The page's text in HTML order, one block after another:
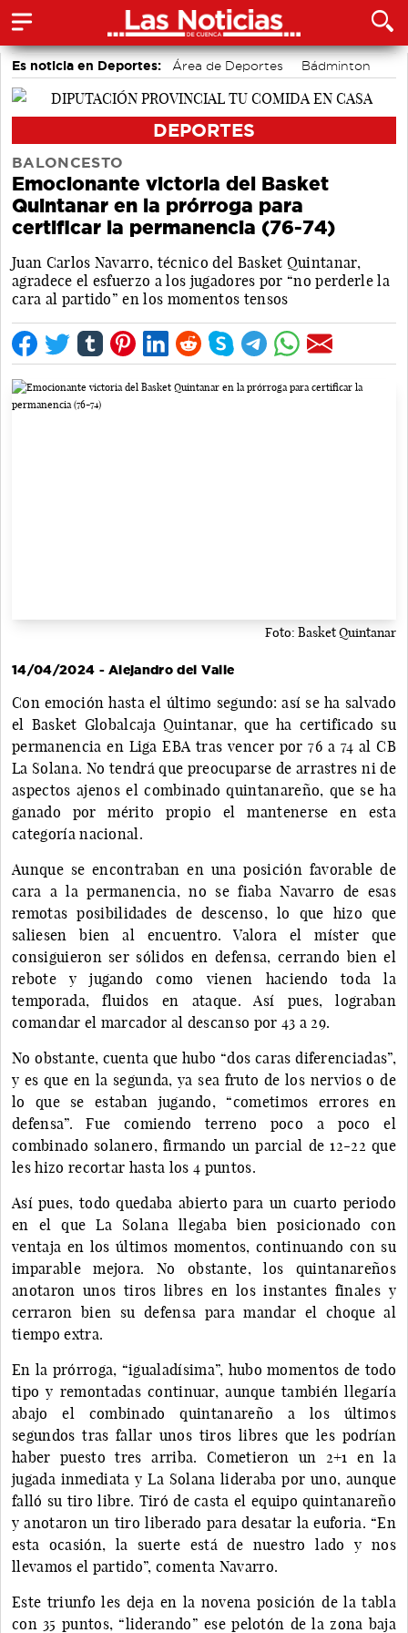
Es noticia en Deportes: Área de Deportes
Bádminton
Motor
DEPORTES
BALONCESTO
Emocionante victoria del Basket
Quintanar en la prórroga para
certificar la permanencia (76-74)
Juan Carlos Navarro, técnico del Basket Quintanar,
agradece el esfuerzo a los jugadores por “no perderle la
cara al partido” en los momentos tensos
Foto: Basket Quintanar
14/04/2024 - Alejandro del Valle
Con emoción hasta el último segundo: así se ha salvado
el Basket Globalcaja Quintanar, que ha certificado su
permanencia en Liga EBA tras vencer por 76 a 74 al CB
La Solana. No tendrá que preocuparse de arrastres ni de
aspectos ajenos el combinado quintanareño, que se ha
ganado por mérito propio el mantenerse en esta
categoría nacional.
Aunque se encontraban en una posición favorable de
cara a la permanencia, no se fiaba Navarro de esas
remotas posibilidades de descenso, lo que hizo que
saliesen bien al encuentro. Valora el míster que
consiguieron ser sólidos en defensa, cerrando bien el
rebote y jugando como vienen haciendo toda la
temporada, fluidos en ataque. Así pues, lograban
comandar el marcador al descanso por 43 a 29.
No obstante, cuenta que hubo “dos caras diferenciadas”,
y es que en la segunda, ya sea fruto de los nervios o de
lo que se estaban jugando, “cometimos errores en
defensa”. Fue comiendo terreno poco a poco el
combinado solanero, firmando un parcial de 12-22 que
les hizo recortar hasta los 4 puntos.
Así pues, todo quedaba abierto para un cuarto periodo
en el que La Solana llegaba bien posicionado con
ventaja en los últimos momentos, continuando con su
imparable mejora. No obstante, los quintanareños
anotaron unos tiros libres en los instantes finales y
cerraron bien su defensa para mandar el choque al
tiempo extra.
En la prórroga, “igualadísima”, hubo momentos de todo
tipo y remontadas continuar, aunque también llegaría
abajo el combinado quintanareño a los últimos
segundos tras fallar unos tiros libres que les podrían
haber puesto tres arriba. Cometieron un 2+1 en la
jugada inmediata y La Solana lideraba por uno, aunque
falló su tiro libre. Tiró de casta el equipo quintanareño
y anotaron un tiro liberado para desatar la euforia. “En
esta ocasión, la suerte está de nuestro lado y nos
llevamos el partido”, comenta Navarro.
Este triunfo les deja en la novena posición de la tabla
con 35 puntos, “liderando” ese pelotón de la zona baja